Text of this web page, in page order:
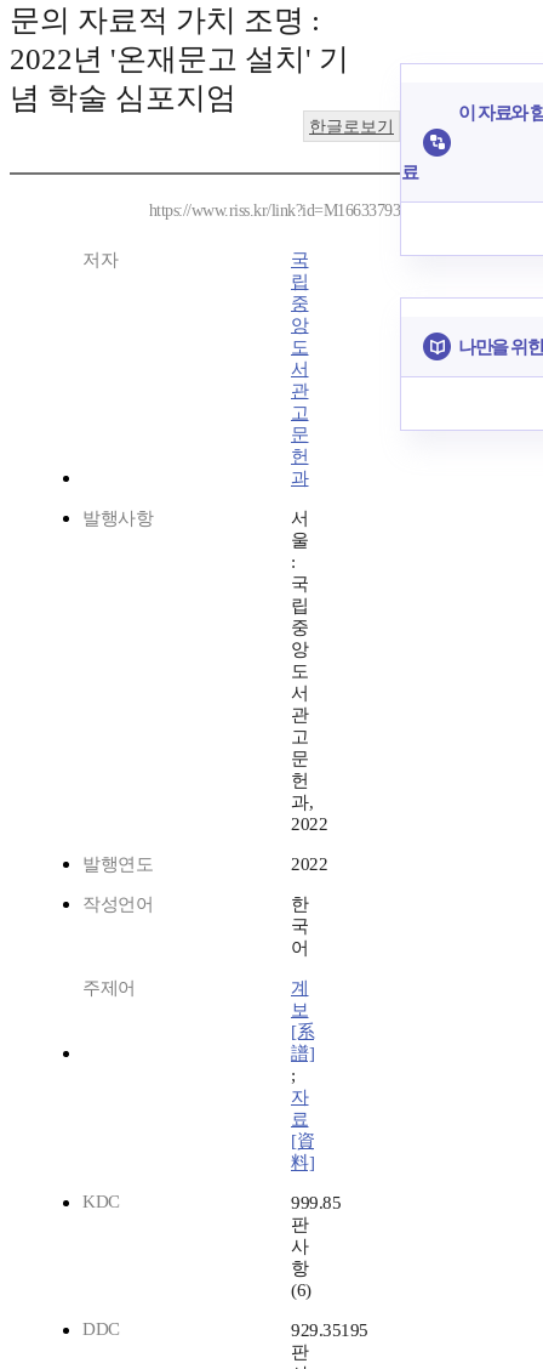
문의 자료적 가치 조명 :
2022년 '온재문고 설치' 기
념 학술 심포지엄
한글로보기
https://www.riss.kr/link?id=M16633793
저자
국
립
중
앙
도
서
관
고
문
헌
과
발행사항
서
울
:
국
립
중
앙
도
서
관
고
문
헌
과,
2022
발행연도 2022
작성언어
한
국
어
주제어
계
보
[系
譜]
;
자
료
[資
料]
KDC
999.85
판
사
항
(6)
DDC
929.35195
판
이 자료와
료
나만을 위